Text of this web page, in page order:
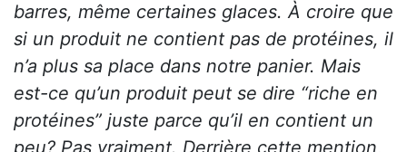
barres, même certaines glaces. À croire que
si un produit ne contient pas de protéines, il
n’a plus sa place dans notre panier. Mais
est-ce qu’un produit peut se dire “riche en
protéines” juste parce qu’il en contient un
peu? Pas vraiment. Derrière cette mention,